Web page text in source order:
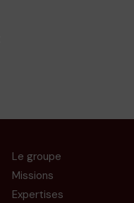
Le groupe
Missions
Expertises